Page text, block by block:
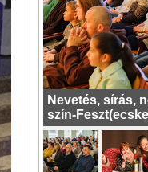
Nevetés, sírás,
szín-